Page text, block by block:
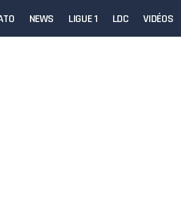
NEWS LIGUE 1 LDC VIDÉOS